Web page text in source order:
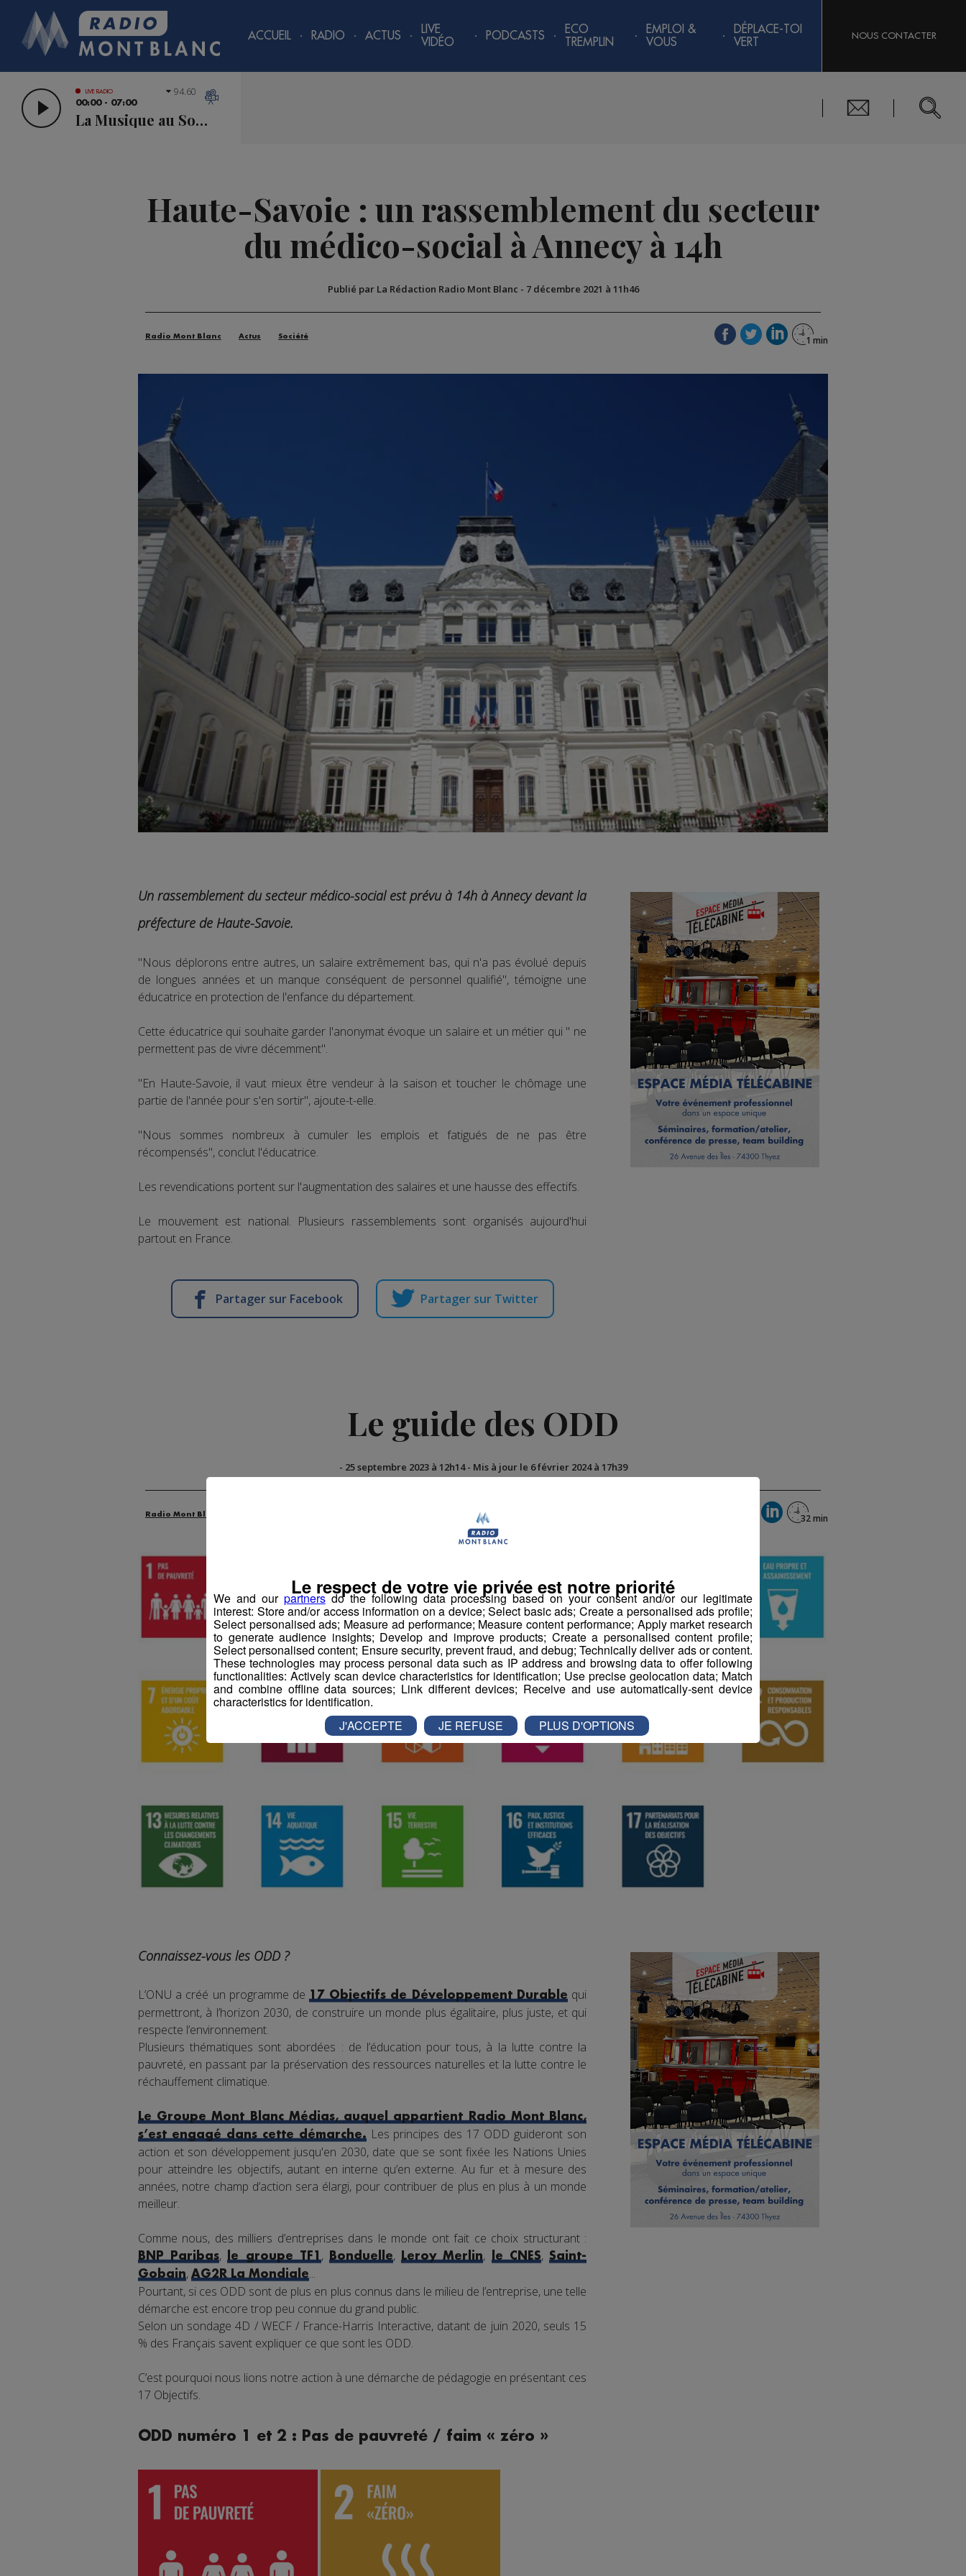
ACCUEIL RADIO ACTUS
LIVE
VIDÉO
PODCASTS
ECO
TREMPLIN
EMPLOI &
VOUS
DÉPLACE-TOI
VERT
NOUS CONTACTER
LIVE RADIO
00:00 - 07:00
La Musique au Sommet
94.60
Haute-Savoie : un rassemblement du secteur
du médico-social à Annecy à 14h
Publié par La Rédaction Radio Mont Blanc - 7 décembre 2021 à 11h46
Radio Mont Blanc Actus Société
Un rassemblement du secteur médico-social est prévu à 14h à Annecy devant la
préfecture de Haute-Savoie.
"Nous déplorons entre autres, un salaire extrêmement bas, qui n'a pas évolué depuis
de longues années et un manque conséquent de personnel qualifié", témoigne une
éducatrice en protection de l'enfance du département.
Cette éducatrice qui souhaite garder l'anonymat évoque un salaire et un métier qui " ne
permettent pas de vivre décemment".
"En Haute-Savoie, il vaut mieux être vendeur à la saison et toucher le chômage une
partie de l'année pour s'en sortir", ajoute-t-elle.
"Nous sommes nombreux à cumuler les emplois et fatigués de ne pas être
récompensés", conclut l'éducatrice.
Les revendications portent sur l'augmentation des salaires et une hausse des effectifs.
Le mouvement est national. Plusieurs rassemblements sont organisés aujourd'hui
partout en France.
Partager sur Facebook Partager sur Twitter
Le guide des ODD
- 25 septembre 2023 à 12h14- Mis à jour le 6 février 2024 à 17h39
Radio Mont Blanc
Connaissez-vous les ODD ?
L’ONU a créé un programme de17 Objectifs de Développement Durablequi
permettront, à l’horizon 2030, de construire un monde plus égalitaire, plus juste, et qui
respecte l’environnement.
Plusieurs thématiques sont abordées : de l’éducation pour tous, à la lutte contre la
pauvreté, en passant par la préservation des ressources naturelles et la lutte contre le
réchauffement climatique.
Le Groupe Mont Blanc Médias, auquel appartient Radio Mont Blanc,
s’est engagé dans cette démarche.Les principes des 17 ODD guideront son
action et son développement jusqu'en 2030, date que se sont fixée les Nations Unies
pour atteindre les objectifs, autant en interne qu’en externe. Au fur et à mesure des
années, notre champ d’action sera élargi, pour contribuer de plus en plus à un monde
meilleur.
Comme nous, des milliers d’entreprises dans le monde ont fait ce choix structurant :
BNP Paribas,le groupe TF1,Bonduelle,Leroy Merlin, le CNES,Saint-
Gobain, AG2R La Mondiale...
Pourtant, si ces ODD sont de plus en plus connus dans le milieu de l’entreprise, une telle
démarche est encore trop peu connue du grand public.
Selon un sondage 4D / WECF / France-Harris Interactive, datant de juin 2020, seuls 15
% des Français savent expliquer ce que sont les ODD.
C’est pourquoi nous lions notre action à une démarche de pédagogie en présentant ces
17 Objectifs.
ODD numéro 1 et 2 : Pas de pauvreté / faim « zéro »
We and our partnersdo the following data processing based on your consent and/or our legitimate
interest: Store and/or access information on a device; Select basic ads; Create a personalised ads profile;
Select personalised ads; Measure ad performance; Measure content performance; Apply market research
to generate audience insights; Develop and improve products; Create a personalised content profile;
Select personalised content; Ensure security, prevent fraud, and debug; Technically deliver ads or content.
These technologies may process personal data such as IP address and browsing data to offer following
functionalities: Actively scan device characteristics for identification; Use precise geolocation data; Match
and combine offline data sources; Link different devices; Receive and use automatically-sent device
characteristics for identification.
Le respect de votre vie privée est notre priorité
J'ACCEPTE JE REFUSE PLUS D'OPTIONS